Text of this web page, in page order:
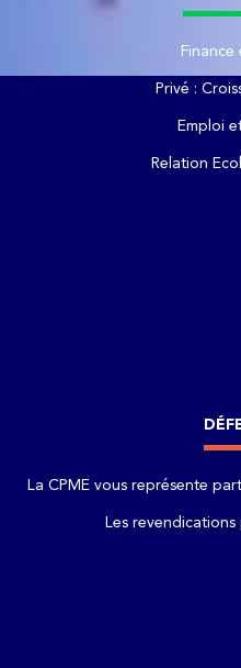
Privé :
Emploi
Relation
La CPME vous représente
Les